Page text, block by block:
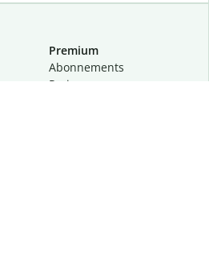
Premium
Abon­ne­ments
Preise